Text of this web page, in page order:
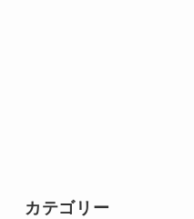
カテゴリー